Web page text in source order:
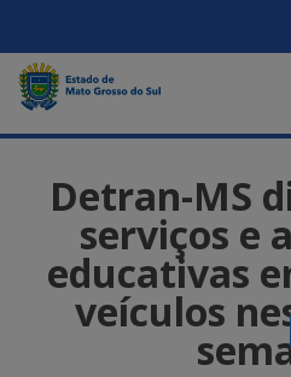
Detran-MS
serviços e
educativas
veículos